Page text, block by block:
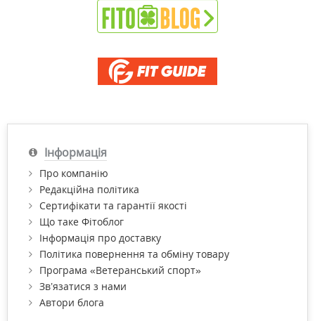
Інформація
Про компанію
Редакційна політика
Сертифікати та гарантії якості
Що таке Фітоблог
Інформація про доставку
Політика повернення та обміну товару
Програма «Ветеранський спорт»
Зв’язатися з нами
Автори блога